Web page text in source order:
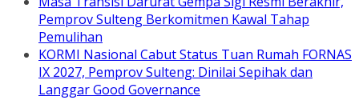
Pemprov Sulteng Berkomitmen Kawal Tahap
Pemulihan
KORMI Nasional Cabut Status Tuan Rumah FORNAS
IX 2027, Pemprov Sulteng: Dinilai Sepihak dan
Langgar Good Governance